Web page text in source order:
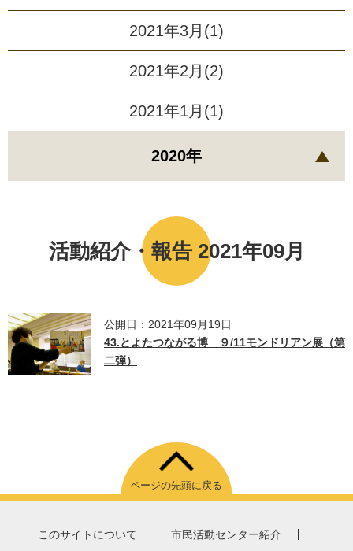
活動紹介・報告 2021年09月
公開日：2021年09月19日
43.とよたつながる博 ９/11モンドリアン展（第
二弾）
2021年3月(1)
2021年2月(2)
2021年1月(1)
2020年
ページの先頭に戻る
このサイトについて
市民活動センター紹介